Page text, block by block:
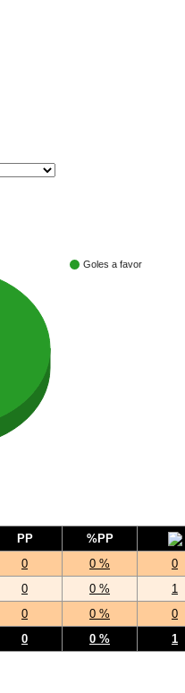
Goles a favor
PP %PP
0 0 % 0
0 0 % 1
0 0 % 0
0 0 % 1